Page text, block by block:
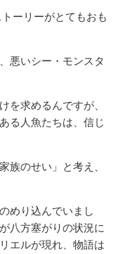
ーリーがとてもおも
悪いシー・モンスタ
を求めるんですが、
る人魚たちは、信じ
族のせい」と考え、
めり込んでいまし
八方塞がりの状況に
エルが現れ、物語は